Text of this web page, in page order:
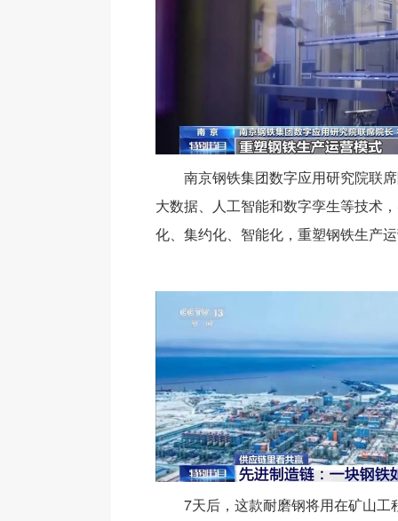
南京钢铁集团数字应用研究院联
大数据、人工智能和数字孪生等技术
化、集约化、智能化，重塑钢铁生产
7天后，这款耐磨钢将用在矿山工